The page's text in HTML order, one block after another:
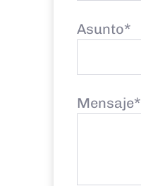
Asunto*
Mensaje*